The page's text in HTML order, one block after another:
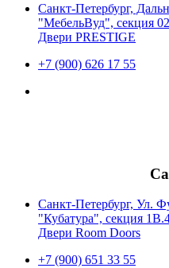
Санкт-Петербург,
"МебельВуд", секция
Двери PRESTIGE
+7 (900) 626 17 55
Санкт-Петербург, Ул.
"Кубатура", секция
Двери Room Doors
+7 (900) 651 33 55